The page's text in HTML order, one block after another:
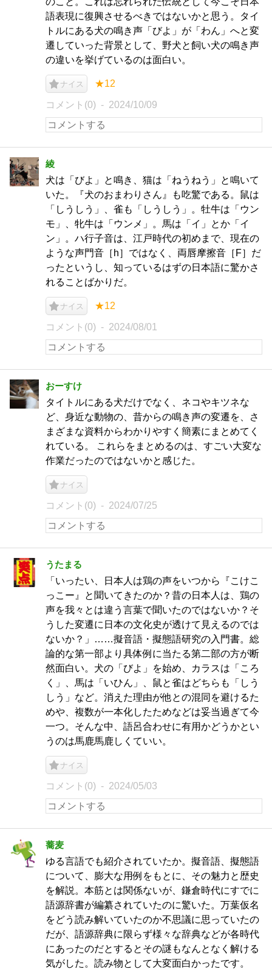
語表現に復興させるべきではないかと思う。タイ
トルにある犬の鳴き声「びよ」が「わん」へと変
遷していった背景として、野犬と飼い犬の鳴き声
の違いを挙げているのは面白い。
ナイス ★12
コメント(0) 2024/10/09
綾
犬は「びよ」と鳴き、猫は「ねうねう」と鳴いて
いた。『犬のおまわりさん』も吃驚である。鼠は
「しうしう」、雀も「しうしう」。牡牛は「ウン
モ」、牝牛は「ウンメ」。馬は「イ」とか「イ
ン」。ハ行子音は、江戸時代の初めまで、現在の
ような声門音［h］ではなく、両唇摩擦音［F］だ
ったというし、知っているはずの日本語に驚かさ
れることばかりだ。
ナイス ★12
コメント(0) 2024/08/01
おーすけ
タイトルにある犬だけでなく、ネコやキツネな
ど、身近な動物の、昔からの鳴き声の変遷を、さ
まざまな資料からわかりやすく簡素にまとめてく
れている。 これらをまとめるのは、すごい大変な
作業だったのではないかと感じた。
ナイス
コメント(0) 2024/07/25
うたまる
「いったい、日本人は鶏の声をいつから『こけこ
っこー』と聞いてきたのか？昔の日本人は、鶏の
声を我々とは違う言葉で聞いたのではないか？そ
うした変遷に日本の文化史が透けて見えるのでは
ないか？」……擬音語・擬態語研究の入門書。総
論的な第一部より具体例に当たる第二部の方が断
然面白い。犬の「びよ」を始め、カラスは「ころ
く」、馬は「いひん」、鼠と雀はどちらも「しう
しう」など。消えた理由が他との混同を避けるた
めや、複数が一本化したためなどは妥当過ぎて今
一つ。そんな中、語呂合わせに有用かどうかとい
うのは馬鹿馬鹿しくていい。
ナイス
コメント(0) 2024/05/03
蕎麦
ゆる言語でも紹介されていたか。擬音語、擬態語
について、膨大な用例をもとに、その魅力と歴史
を解説。本筋とは関係ないが、鎌倉時代にすでに
語源辞書が編纂されていたのに驚いた。万葉仮名
をどう読み解いていたのか不思議に思っていたの
だが、語源辞典に限らず様々な辞典などが各時代
にあったのだとするとその謎もなんとなく解ける
気がした。読み物として大変面白かったです。